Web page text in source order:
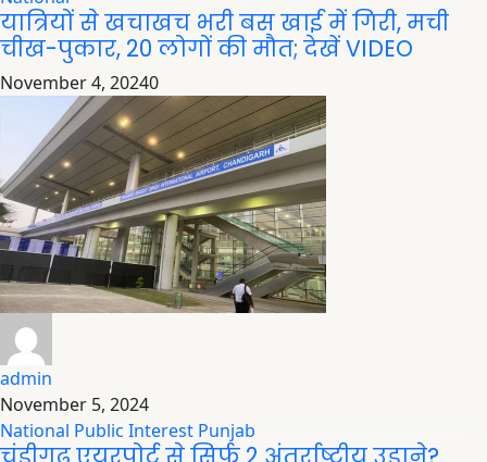
यात्रियों से खचाखच भरी बस खाई में गिरी, मची
चीख-पुकार, 20 लोगों की मौत; देखें VIDEO
November 4, 20240
admin
November 5, 2024
National Public Interest Punjab